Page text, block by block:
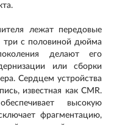
лежат передовые
с половиной дюйма
делают его
или сборки
Сердцем устройства
известная как CMR.
высокую
фрагментацию,